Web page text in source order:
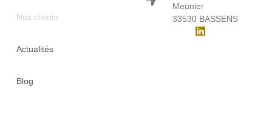
Nos clients
Actualités
Blog
Meunier
33530 BASSENS